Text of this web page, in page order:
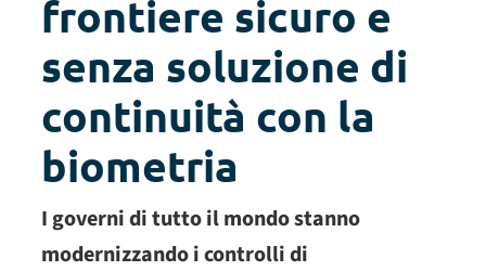
frontiere sicuro e
senza soluzione di
continuità con la
biometria
I governi di tutto il mondo stanno
modernizzando i controlli di